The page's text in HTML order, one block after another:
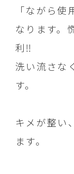
「ながら
なります。
利‼️
洗い流さな
す。
キメが整い
ます。